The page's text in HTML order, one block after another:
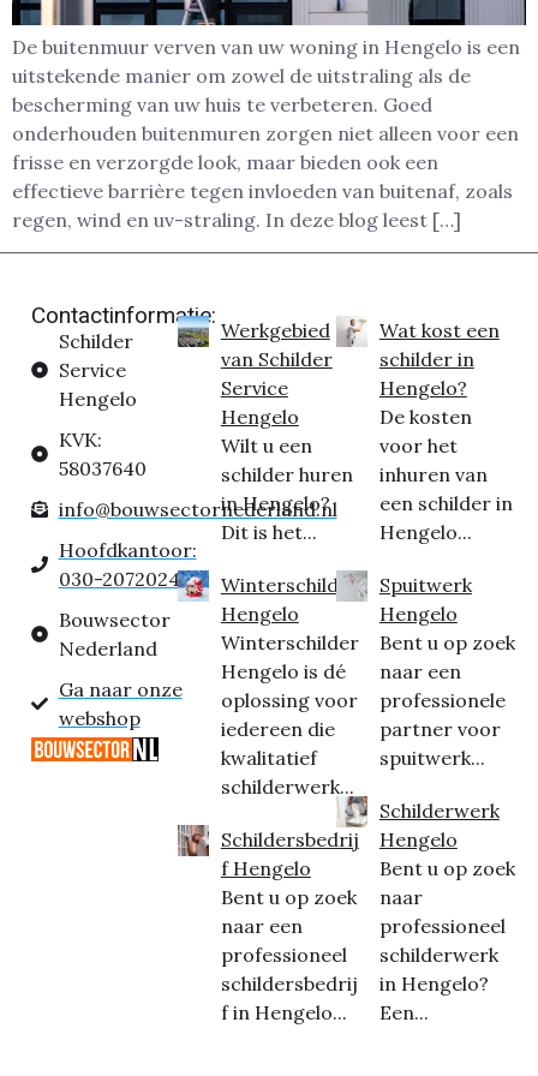
De buitenmuur verven van uw woning in Hengelo is een
uitstekende manier om zowel de uitstraling als de
bescherming van uw huis te verbeteren. Goed
onderhouden buitenmuren zorgen niet alleen voor een
frisse en verzorgde look, maar bieden ook een
effectieve barrière tegen invloeden van buitenaf, zoals
regen, wind en uv-straling. In deze blog leest […]
Contactinformatie:
Schilder
Service
Hengelo
KVK:
58037640
info@bouwsectornederland.nl
Hoofdkantoor:
030-2072024
Bouwsector
Nederland
Ga naar onze
webshop
Werkgebied
van Schilder
Service
Hengelo
Wilt u een
schilder huren
in Hengelo?
Dit is het...
Winterschilder
Hengelo
Winterschilder
Hengelo is dé
oplossing voor
iedereen die
kwalitatief
schilderwerk...
Schildersbedrij
f Hengelo
Bent u op zoek
naar een
professioneel
schildersbedrij
f in Hengelo...
Wat kost een
schilder in
Hengelo?
De kosten
voor het
inhuren van
een schilder in
Hengelo...
Spuitwerk
Hengelo
Bent u op zoek
naar een
professionele
partner voor
spuitwerk...
Schilderwerk
Hengelo
Bent u op zoek
naar
professioneel
schilderwerk
in Hengelo?
Een...